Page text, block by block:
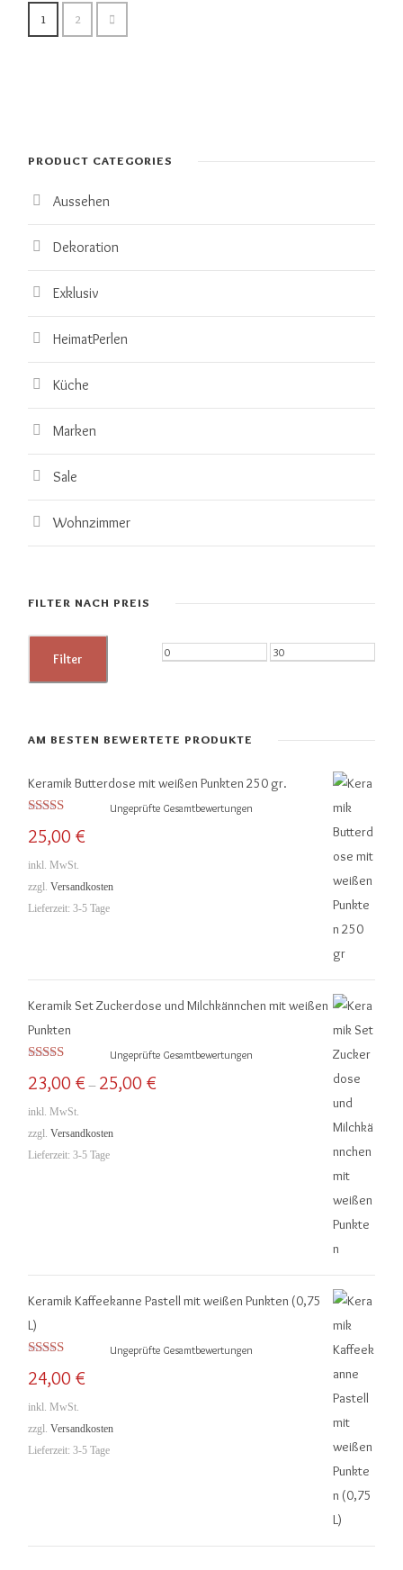
1 2
PRODUCT CATEGORIES
Aussehen
Dekoration
Exklusiv
HeimatPerlen
Küche
Marken
Sale
Wohnzimmer
FILTER NACH PREIS
M
r
e
M
r
Filter
AM BESTEN BEWERTETE PRODUKTE
Keramik Butterdose mit weißen Punkten 250 gr.
5.00von 5
Ungeprüfte Gesamtbewertungen
25,00 €
inkl. MwSt.
zzgl. Versandkosten
Lieferzeit: 3-5 Tage
Keramik Set Zuckerdose und Milchkännchen mit weißen
Punkten
5.00von 5
Ungeprüfte Gesamtbewertungen
23,00 € – 25,00 €
inkl. MwSt.
zzgl. Versandkosten
Lieferzeit: 3-5 Tage
Keramik Kaffeekanne Pastell mit weißen Punkten (0,75
L)
5.00von 5
Ungeprüfte Gesamtbewertungen
24,00 €
inkl. MwSt.
zzgl. Versandkosten
Lieferzeit: 3-5 Tage